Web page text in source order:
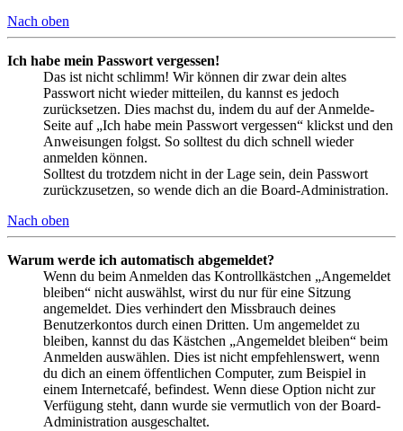
Nach oben
Ich habe mein Passwort vergessen!
Das ist nicht schlimm! Wir können dir zwar dein altes
Passwort nicht wieder mitteilen, du kannst es jedoch
zurücksetzen. Dies machst du, indem du auf der Anmelde-
Seite auf „Ich habe mein Passwort vergessen“ klickst und den
Anweisungen folgst. So solltest du dich schnell wieder
anmelden können.
Solltest du trotzdem nicht in der Lage sein, dein Passwort
zurückzusetzen, so wende dich an die Board-Administration.
Nach oben
Warum werde ich automatisch abgemeldet?
Wenn du beim Anmelden das Kontrollkästchen „Angemeldet
bleiben“ nicht auswählst, wirst du nur für eine Sitzung
angemeldet. Dies verhindert den Missbrauch deines
Benutzerkontos durch einen Dritten. Um angemeldet zu
bleiben, kannst du das Kästchen „Angemeldet bleiben“ beim
Anmelden auswählen. Dies ist nicht empfehlenswert, wenn
du dich an einem öffentlichen Computer, zum Beispiel in
einem Internetcafé, befindest. Wenn diese Option nicht zur
Verfügung steht, dann wurde sie vermutlich von der Board-
Administration ausgeschaltet.